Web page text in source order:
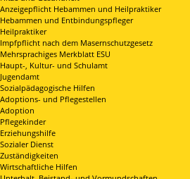
Anzeigepflicht Hebammen und Heilpraktiker
Hebammen und Entbindungspfleger
Heilpraktiker
Impfpflicht nach dem Masernschutzgesetz
Mehrsprachiges Merkblatt ESU
Haupt-, Kultur- und Schulamt
Jugendamt
Sozialpädagogische Hilfen
Adoptions- und Pflegestellen
Adoption
Pflegekinder
Erziehungshilfe
Sozialer Dienst
Zuständigkeiten
Wirtschaftliche Hilfen